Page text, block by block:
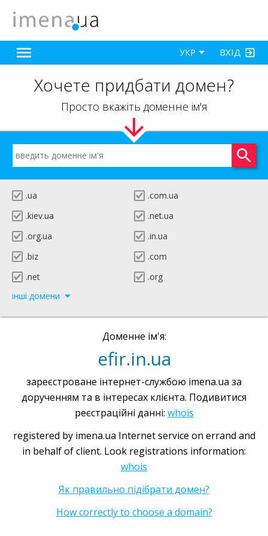
ВХІД
УКР
Хочете придбати домен?
Просто вкажіть доменне ім'я
.ua
.com.ua
.kiev.ua
.net.ua
.org.ua
.in.ua
.biz
.com
.net
.org
інші домени
Доменне ім'я:
efir.in.ua
зареєстроване інтернет-службою imena.ua за
дорученням та в інтересах клієнта. Подивитися
реєстраційні данні: whois
registered by imena.ua Internet service on errand and
in behalf of client. Look registrations information:
whois
Як правильно підібрати домен?
How correctly to choose a domain?